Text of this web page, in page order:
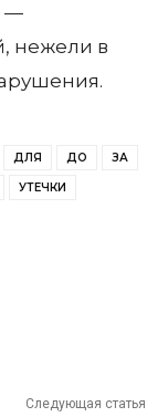
—
нежели в
ДЛЯ ДО ЗА
УТЕЧКИ
Следующая статья